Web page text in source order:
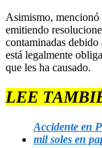
Asimismo, mencionó
emitiendo
contaminadas debido
está legalmente
que les ha causado.
LEE
Accidente en
mil soles en